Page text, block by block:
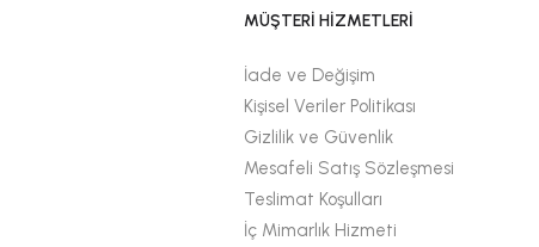
MÜŞTERİ HİZMETLERİ
İade ve Değişim
Kişisel Veriler Politikası
Gizlilik ve Güvenlik
Mesafeli Satış Sözleşmesi
Teslimat Koşulları
İç Mimarlık Hizmeti